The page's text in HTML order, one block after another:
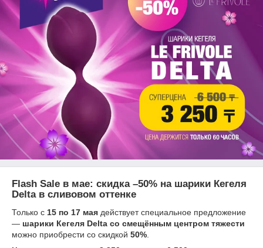
Flash Sale в мае: скидка –50% на шарики Кегеля
Delta в сливовом оттенке
Только с 15 по 17 мая действует специальное предложение
— шарики Кегеля Delta со смещённым центром тяжести
можно приобрести со скидкой 50%